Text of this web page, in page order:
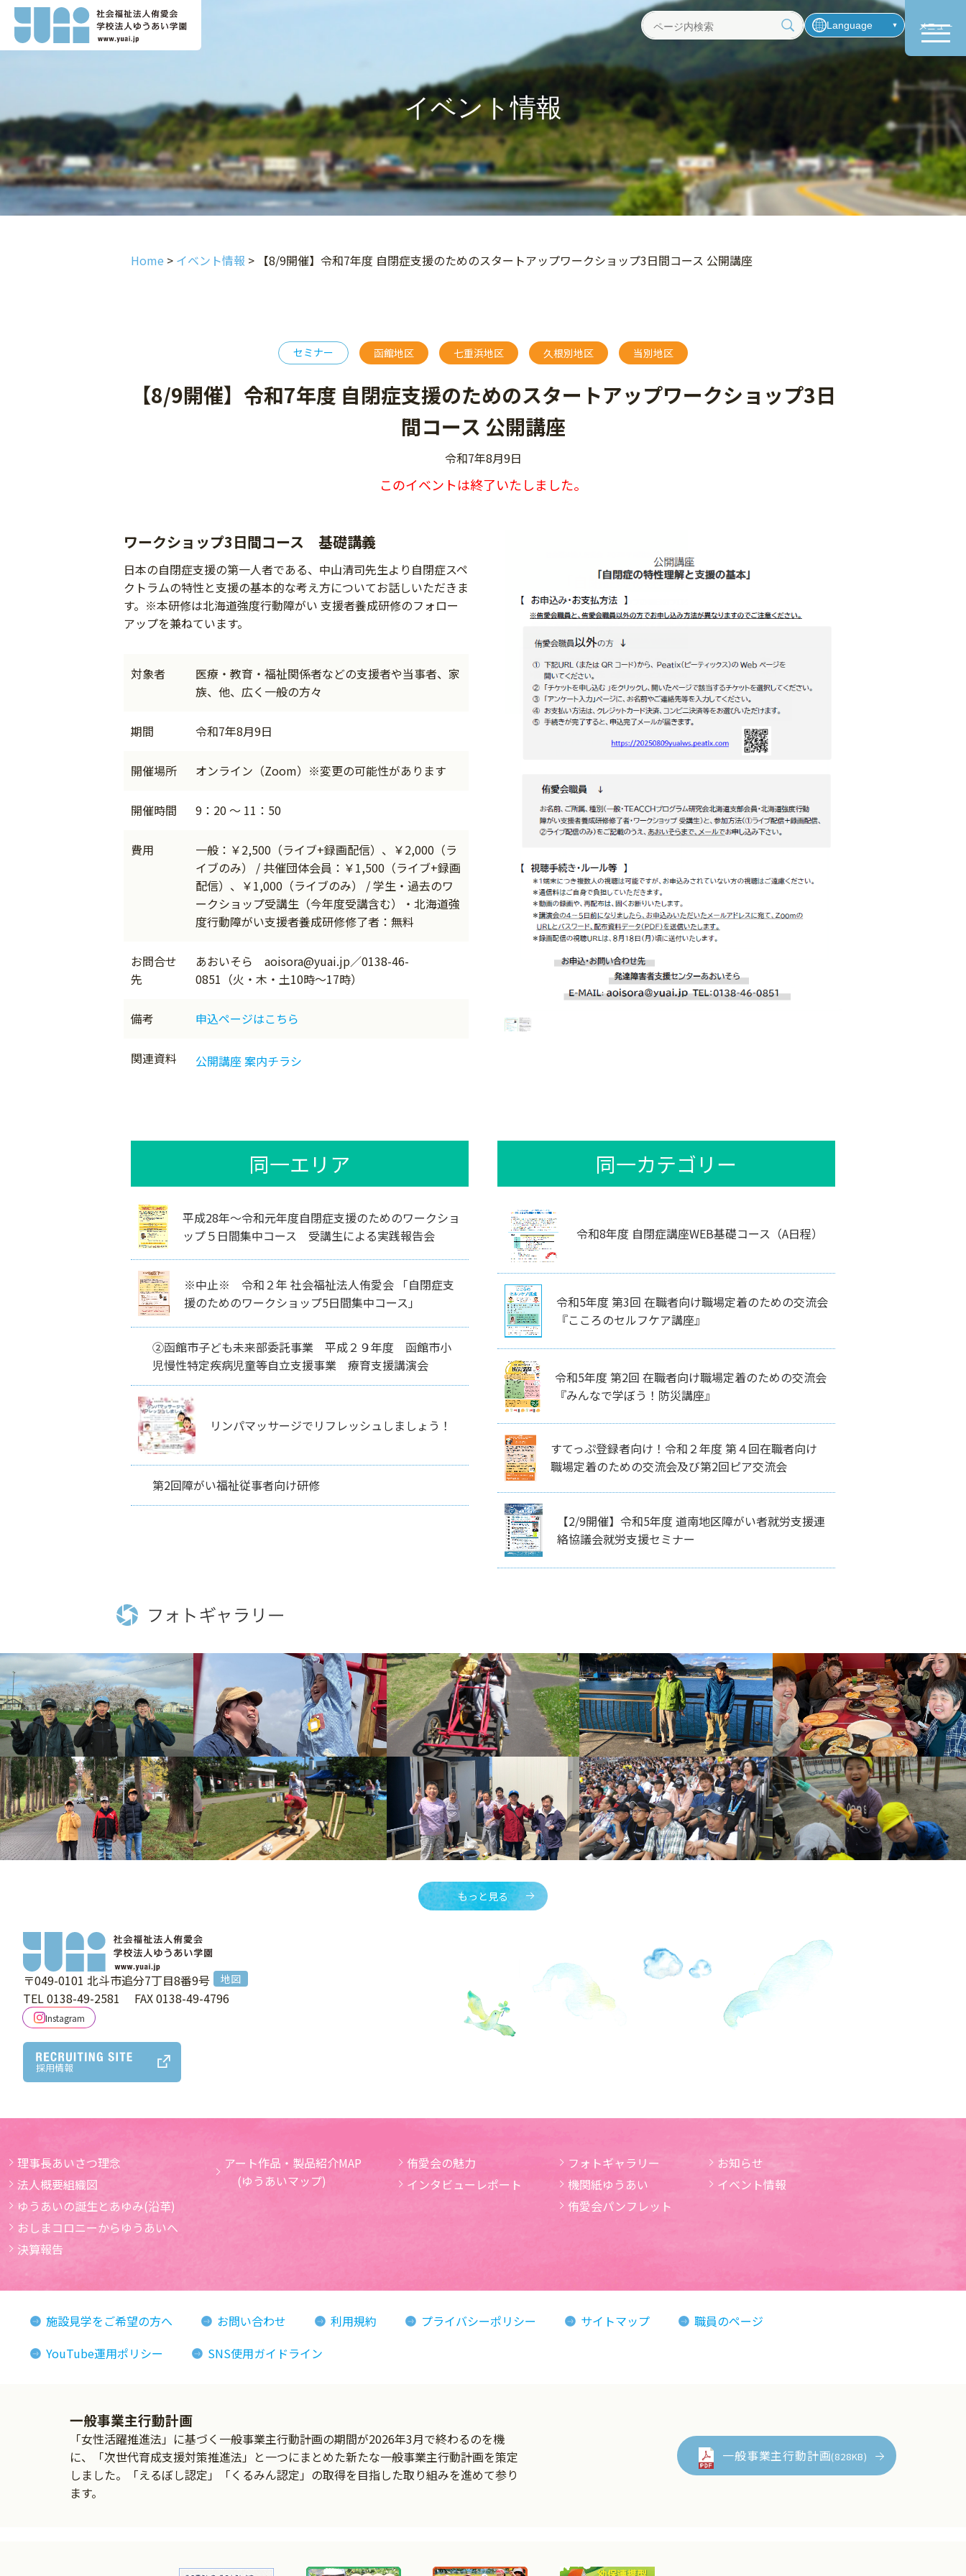
ペ
ジ
検
索
Language メニュー
イベント情報
Home > イベント情報 > 【8/9開催】令和7年度 自閉症支援のためのスタートアップワークショップ3日間コース 公開講座
セミナー 函館地区 七重浜地区 久根別地区 当別地区
【8/9開催】令和7年度 自閉症支援のためのスタートアップワークショップ3日
間コース 公開講座
令和7年8月9日
このイベントは終了いたしました。
ワークショップ3日間コース 基礎講義
日本の自閉症支援の第一人者である、中山清司先生より自閉症スペ
クトラムの特性と支援の基本的な考え方についてお話しいただきま
す。※本研修は北海道強度行動障がい 支援者養成研修のフォロー
アップを兼ねています。
対象者
医療・教育・福祉関係者などの支援者や当事者、家
族、他、広く一般の方々
期間 令和7年8月9日
開催場所 オンライン（Zoom）※変更の可能性があります
開催時間 9：20 ～ 11：50
費用
一般：￥2,500（ライブ+録画配信）、￥2,000（ラ
イブのみ） / 共催団体会員：￥1,500（ライブ+録画
配信）、￥1,000（ライブのみ） / 学生・過去のワ
ークショップ受講生（今年度受講含む）・北海道強
度行動障がい支援者養成研修修了者：無料
お問合せ
先
あおいそら aoisora@yuai.jp／0138-46-
0851（火・木・土10時～17時）
備考 申込ページはこちら
関連資料 公開講座 案内チラシ
同一エリア
平成28年～令和元年度自閉症支援のためのワークショ
ップ５日間集中コース 受講生による実践報告会
※中止※ 令和２年 社会福祉法人侑愛会 「自閉症支
援のためのワークショップ5日間集中コース」
②函館市子ども未来部委託事業 平成２９年度 函館市小
児慢性特定疾病児童等自立支援事業 療育支援講演会
リンパマッサージでリフレッシュしましょう！
第2回障がい福祉従事者向け研修
同一カテゴリー
令和8年度 自閉症講座WEB基礎コース（A日程）
令和5年度 第3回 在職者向け職場定着のための交流会
『こころのセルフケア講座』
令和5年度 第2回 在職者向け職場定着のための交流会
『みんなで学ぼう！防災講座』
すてっぷ登録者向け！令和２年度 第４回在職者向け
職場定着のための交流会及び第2回ピア交流会
【2/9開催】令和5年度 道南地区障がい者就労支援連
絡協議会就労支援セミナー
もっと見る
〒049-0101 北斗市追分7丁目8番9号 地図
TEL 0138-49-2581 FAX 0138-49-4796
Instagram
採用情報
理事長あいさつ理念
法人概要組織図
ゆうあいの誕生とあゆみ(沿革)
おしまコロニーからゆうあいへ
決算報告
アート作品・製品紹介MAP
(ゆうあいマップ)
侑愛会の魅力
インタビューレポート
フォトギャラリー
機関紙ゆうあい
侑愛会パンフレット
お知らせ
イベント情報
施設見学をご希望の方へ お問い合わせ 利用規約 プライバシーポリシー サイトマップ
職員のページ
YouTube運用ポリシー
SNS使用ガイドライン
一般事業主行動計画
「女性活躍推進法」に基づく一般事業主行動計画の期間が2026年3月で終わるのを機
に、「次世代育成支援対策推進法」と一つにまとめた新たな一般事業主行動計画を策定
しました。「えるぼし認定」「くるみん認定」の取得を目指した取り組みを進めて参り
ます。
一般事業主行動計画(828KB)